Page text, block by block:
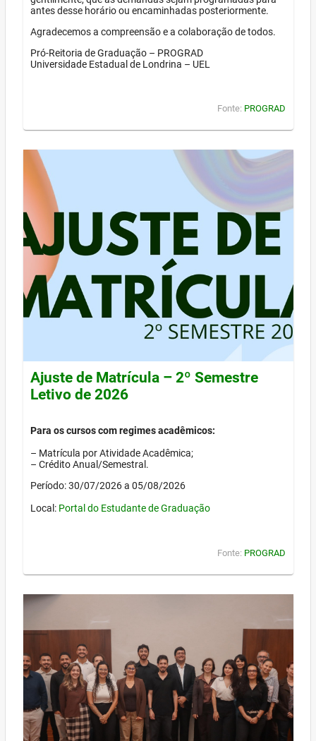
antes desse horário ou encaminhadas posteriormente.
Agradecemos a compreensão e a colaboração de todos.
Pró-Reitoria de Graduação – PROGRAD
Universidade Estadual de Londrina – UEL
Fonte: PROGRAD
Ajuste de Matrícula – 2º Semestre
Letivo de 2026
Para os cursos com regimes acadêmicos:
– Matrícula por Atividade Acadêmica;
– Crédito Anual/Semestral.
Período: 30/07/2026 a 05/08/2026
Local: Portal do Estudante de Graduação
Fonte: PROGRAD